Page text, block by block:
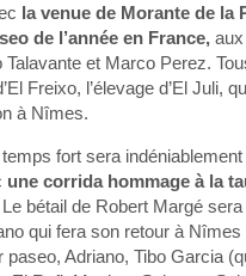
la venue de Morante de la
de l’année en France,
Talavante et Marco Perez.
Freixo, l’élevage d’El Juli,
à Nîmes.
fort sera
une corrida hommage à la
Le bétail de Robert Margé
qui fera son retour à Nîmes
paseo, Adriano, Tibo Garcia